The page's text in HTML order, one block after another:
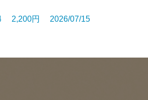
4 2,200円 2026/07/15